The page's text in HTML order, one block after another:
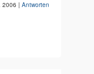
2006 | Antworten